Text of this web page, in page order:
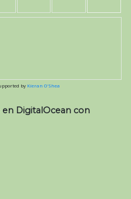
by Kieran O'Shea
DigitalOcean con